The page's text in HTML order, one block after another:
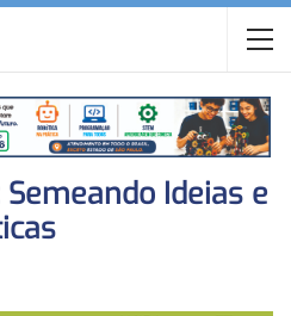
Ideias e